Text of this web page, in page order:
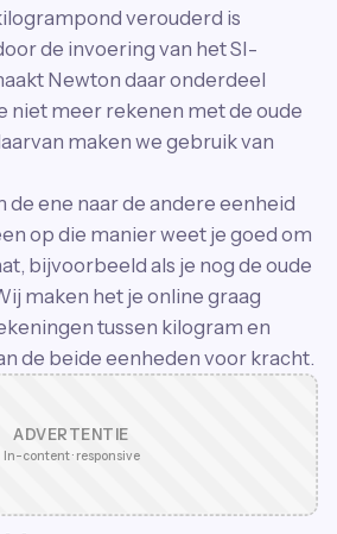
verouderd is
de invoering van het SI-
Newton daar onderdeel
niet meer rekenen met de oude
maken we gebruik van
de ene naar de andere eenheid
op die manier weet je goed om
bijvoorbeeld als je nog de oude
maken het je online graag
tussen kilogram en
de beide eenheden voor kracht.
ADVERTENTIE
In-content · responsive